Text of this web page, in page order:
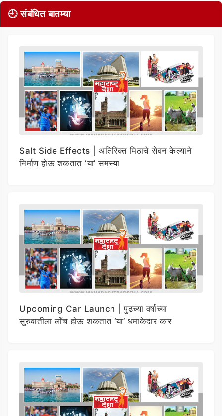
🕘 संबंधित बातम्या
Salt Side Effects | अतिरिक्त मिठाचे सेवन केल्याने
निर्माण होऊ शकतात ‘या’ समस्या
Upcoming Car Launch | पुढच्या वर्षाच्या
सुरुवातीला लाँच होऊ शकतात ‘या’ धमाकेदार कार